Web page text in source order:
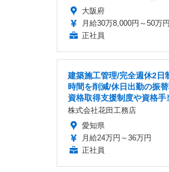
大阪府
月給30万8,000円～50万円
正社員
建築施工管理/完全週休2日
時間を削減/休日出勤の振
資格取得支援制度や資格手
株式会社花田工務店
愛知県
月給24万円～36万円
正社員